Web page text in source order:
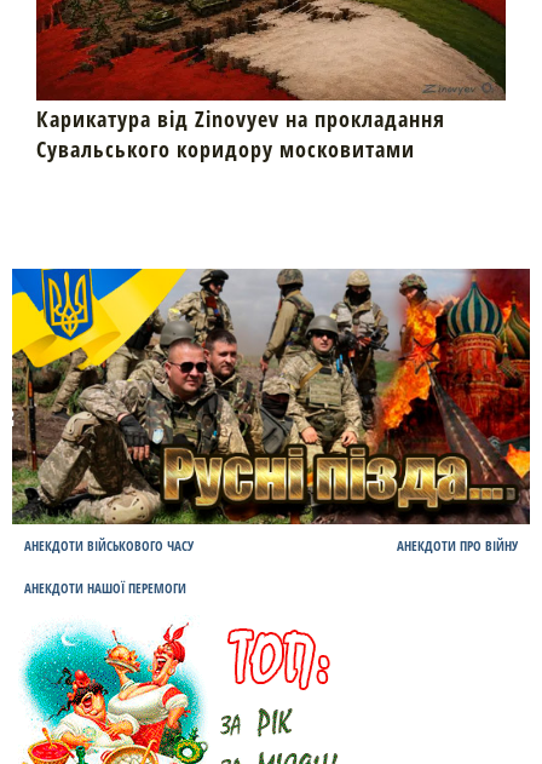
Карикатура від Zinovyev на прокладання
Сувальського коридору московитами
АНЕКДОТИ ВІЙСЬКОВОГО ЧАСУ АНЕКДОТИ ПРО ВІЙНУ
АНЕКДОТИ НАШОЇ ПЕРЕМОГИ